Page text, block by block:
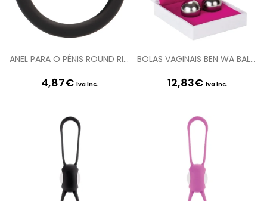
ANEL PARA O PÉNIS ROUND RING MEDIUM PRETO
4,87€ Iva Inc.
BOLAS VAGINAIS BEN WA BALLS MEDIUM WEIGHT PRATEADAS
12,83€ Iva Inc.